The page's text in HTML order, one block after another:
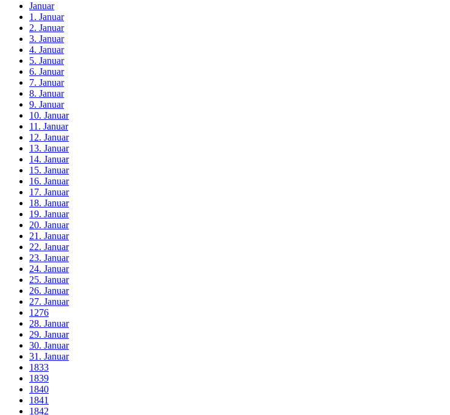
Januar
1. Januar
2. Januar
3. Januar
4. Januar
5. Januar
6. Januar
7. Januar
8. Januar
9. Januar
10. Januar
11. Januar
12. Januar
13. Januar
14. Januar
15. Januar
16. Januar
17. Januar
18. Januar
19. Januar
20. Januar
21. Januar
22. Januar
23. Januar
24. Januar
25. Januar
26. Januar
27. Januar
1276
28. Januar
29. Januar
30. Januar
31. Januar
1833
1839
1840
1841
1842